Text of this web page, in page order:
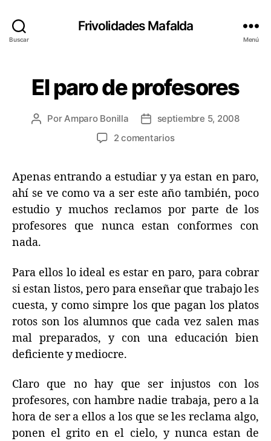
Buscar
Frivolidades Mafalda
Menú
Categorías
A
S
A
El paro de profesores
Autor
PorAmparo Bonilla
Fecha
de
septiembre 5, 2008
2 comentariosen
de
profesores
Apenas entrando a estudiar y ya estan en paro,
ahí se ve como va a ser este año también, poco
estudio y muchos reclamos por parte de los
profesores que nunca estan conformes con
nada.
Para ellos lo ideal es estar en paro, para cobrar
si estan listos, pero para enseñar que trabajo les
cuesta, y como simpre los que pagan los platos
rotos son los alumnos que cada vez salen mas
mal preparados, y con una educación bien
deficiente y mediocre.
Claro que no hay que ser injustos con los
profesores, con hambre nadie trabaja, pero a la
hora de ser a ellos a los que se les reclama algo,
ponen el grito en el cielo, y nunca estan de